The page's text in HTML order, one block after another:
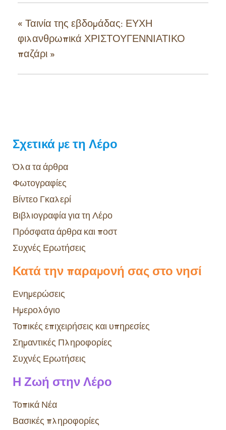
« Ταινία της εβδομάδας: ΕΥΧΗ
φιλανθρωπικά ΧΡΙΣΤΟΥΓΕΝΝΙΑΤΙΚΟ
παζάρι »
Σχετικά με τη Λέρο
Όλα τα άρθρα
Φωτογραφίες
Βίντεο Γκαλερί
Βιβλιογραφία για τη Λέρο
Πρόσφατα άρθρα και ποστ
Συχνές Ερωτήσεις
Κατά την παραμονή σας στο νησί
Ενημερώσεις
Ημερολόγιο
Τοπικές επιχειρήσεις και υπηρεσίες
Σημαντικές Πληροφορίες
Συχνές Ερωτήσεις
Η Ζωή στην Λέρο
Τοπικά Νέα
Βασικές πληροφορίες